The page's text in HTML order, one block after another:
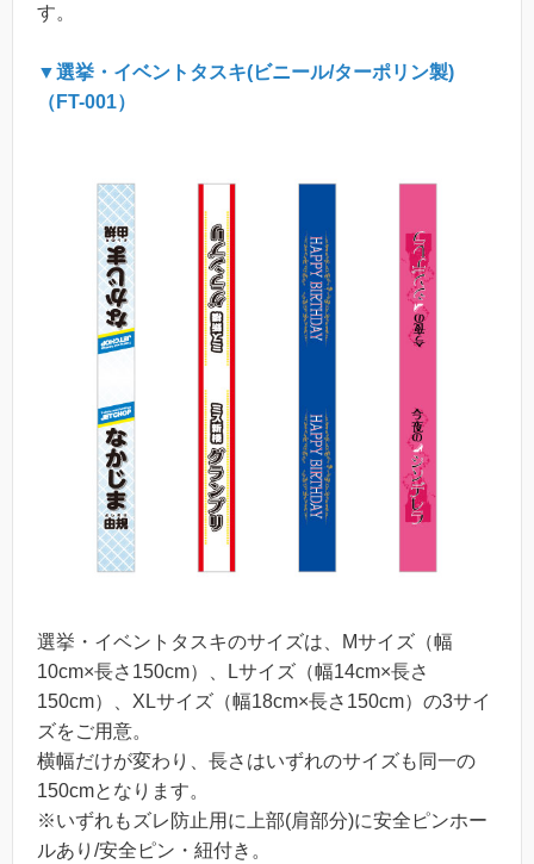
す。
▼選挙・イベントタスキ(ビニール/ターポリン製)
（FT-001）
選挙・イベントタスキのサイズは、Mサイズ（幅
10cm×長さ150cm）、Lサイズ（幅14cm×長さ
150cm）、XLサイズ（幅18cm×長さ150cm）の3サイ
ズをご用意。
横幅だけが変わり、長さはいずれのサイズも同一の
150cmとなります。
※いずれもズレ防止用に上部(肩部分)に安全ピンホー
ルあり/安全ピン・紐付き。